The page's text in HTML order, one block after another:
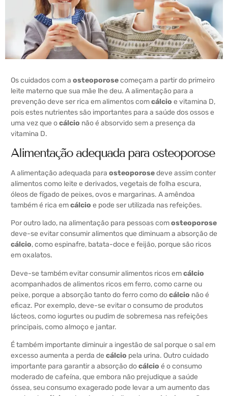
Os cuidados com a osteoporosecomeçam a partir do primeiro
leite materno que sua mãe lhe deu. A alimentação para a
prevenção deve ser rica em alimentos comcálcio e vitamina D,
pois estes nutrientes são importantes para a saúde dos ossos e
uma vez que ocálcio não é absorvido sem a presença da
vitamina D.
Alimentação adequada para osteoporose
A alimentação adequada para osteoporosedeve assim conter
alimentos como leite e derivados, vegetais de folha escura,
óleos de fígado de peixes, ovos e margarinas. A amêndoa
também é rica emcálcio e pode ser utilizada nas refeições.
Por outro lado, na alimentação para pessoas comosteoporose
deve-se evitar consumir alimentos que diminuam a absorção de
cálcio, como espinafre, batata-doce e feijão, porque são ricos
em oxalatos.
Deve-se também evitar consumir alimentos ricos emcálcio
acompanhados de alimentos ricos em ferro, como carne ou
peixe, porque a absorção tanto do ferro como docálcio não é
eficaz. Por exemplo, deve-se evitar o consumo de produtos
lácteos, como iogurtes ou pudim de sobremesa nas refeições
principais, como almoço e jantar.
É também importante diminuir a ingestão de sal porque o sal em
excesso aumenta a perda de cálcio pela urina. Outro cuidado
importante para garantir a absorção docálcio é o consumo
moderado de cafeína, que embora não prejudique a saúde
óssea, seu consumo exagerado pode levar a um aumento das